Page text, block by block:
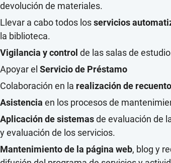
devolución de materiales.
Llevar a cabo todos losservicios
la biblioteca.
Vigilancia y control de las salas de
Apoyar el Servicio de Préstamo
Colaboración en la realización de
Asistencia en los procesos de
Aplicación de sistemasde evaluación de
y evaluación de los servicios.
Mantenimiento de la página web, blog y